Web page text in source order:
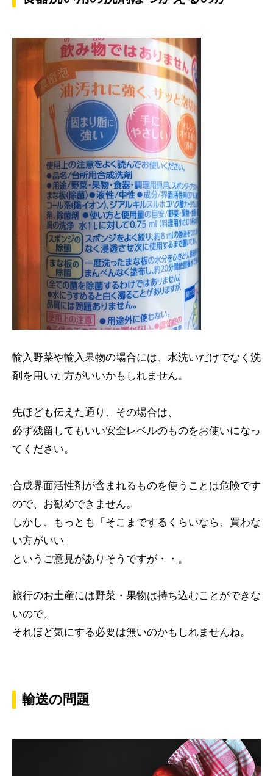
輸入野菜や輸入果物の場合には、水洗いだけでなく洗
剤を用いた方がいいかもしれません。
先ほども伝えた通り、その場合は、
必ず残留してもいい安全レベルのものをお使いになっ
てください。
合成界面活性剤が含まれるものを使うことは危険です
ので、お勧めできません。
しかし、もっとも「そこまでするくらいなら、買わな
い方がいい」
というご意見がありそうですが・・。
旅行のお土産には野菜・果物は持ち込むことができな
いので、
それほど気にする必要は無いのかもしれませんね。
輸送の問題